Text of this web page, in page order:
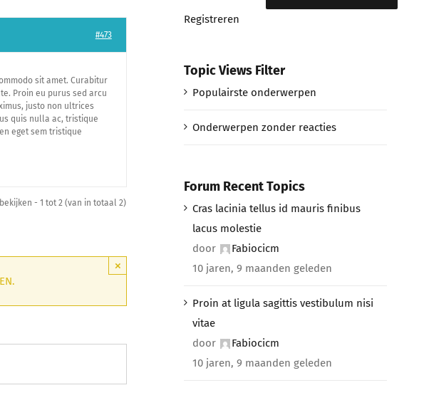
#473
sit amet. Curabitur
Proin eu purus sed arcu
justo non ultrices
quis nulla ac, tristique
eget sem tristique
- 1 tot 2 (van in totaal 2)
×
Registreren
Topic Views Filter
Populairste onderwerpen
Onderwerpen zonder reacties
Forum Recent Topics
Cras lacinia tellus id mauris finibus
lacus molestie
door
Fabiocicm
10 jaren, 9 maanden geleden
Proin at ligula sagittis vestibulum nisi
vitae
door
Fabiocicm
10 jaren, 9 maanden geleden